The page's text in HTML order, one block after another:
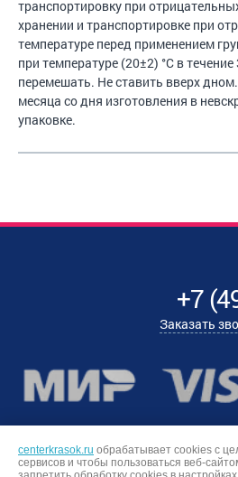
транспортировку при
хранении и транспортировке при
температуре перед применением
при температуре (20±2) °С в
перемешать. Не ставить вверх
месяца со дня изготовления в
упаковке.
+7(
Заказать
centerkrasok.ru обрабатывает cookies с
сервисов и чтобы пользоваться веб-